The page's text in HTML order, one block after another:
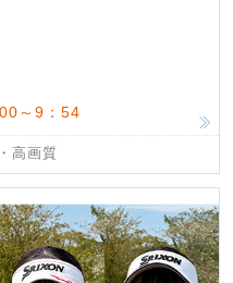
～9：54
高画質